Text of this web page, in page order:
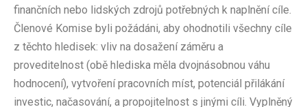
finančních nebo lidských zdrojů potřebných k naplnění cíle.
Členové Komise byli požádáni, aby ohodnotili všechny cíle
z těchto hledisek: vliv na dosažení záměru a
proveditelnost (obě hlediska měla dvojnásobnou váhu
hodnocení), vytvoření pracovních míst, potenciál přilákání
investic, načasování, a propojitelnost s jinými cíli. Vyplněný